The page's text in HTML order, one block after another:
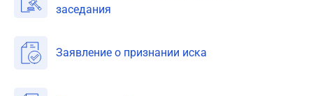
заседания
Заявление о признании иска